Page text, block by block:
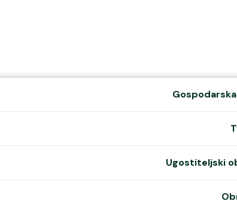
Ugostiteljski
Grad Mursko Središće | Razvijeno sa ❤️ odInTeh